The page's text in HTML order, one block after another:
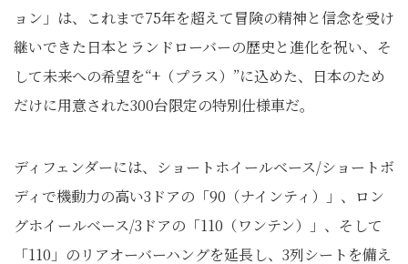
ョン」は、これまで75年を超えて冒険の精神と信念を受け
継いできた日本とランドローバーの歴史と進化を祝い、そ
して未来への希望を“+（プラス）”に込めた、日本のため
だけに用意された300台限定の特別仕様車だ。
ディフェンダーには、ショートホイールベース/ショートボ
ディで機動力の高い3ドアの「90（ナインティ）」、ロン
グホイールベース/3ドアの「110（ワンテン）」、そして
「110」のリアオーバーハングを延長し、3列シートを備え